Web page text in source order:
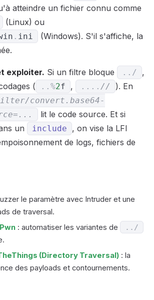
atteindre un fichier connu comme
(Linux) ou
. ini
(Windows). S'il s'affiche, la
exploiter. Si un filtre bloque . . /
,
(
. . %2f , ... . //
). En
convert.base64-
lit le code source. Et si
un
include
, on vise la LFI
de logs, fichiers de
le paramètre avec Intruder et une
de traversal.
: automatiser les variantes de . . /
(Directory Traversal) : la
des payloads et contournements.